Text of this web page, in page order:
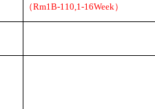
（Rm1B-110,1-16Week）